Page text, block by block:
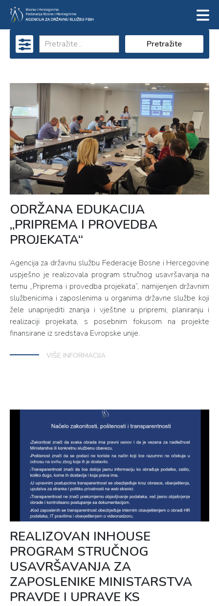
Pretražite
ODRŽANA EDUKACIJA
„PRIPREMA I PROVEDBA
PROJEKATA“
Agencija za državnu službu Federacije Bosne i Hercegovine
uspješno je realizovala program stručnog usavršavanja na
temu „Priprema i provedba projekata“, namijenjen državnim
službenicima i zaposlenima u organima državne službe koji
žele unaprijediti znanja i vještine u pripremi, planiranju i
realizaciji projekata, s posebnim fokusom na projekte
finansirane iz sredstava Evropske unije.
VIŠE INFORMACIJA
REALIZOVAN INHOUSE
PROGRAM STRUČNOG
USAVRŠAVANJA ZA
ZAPOSLENIKE MINISTARSTVA
PRAVDE I UPRAVE KS